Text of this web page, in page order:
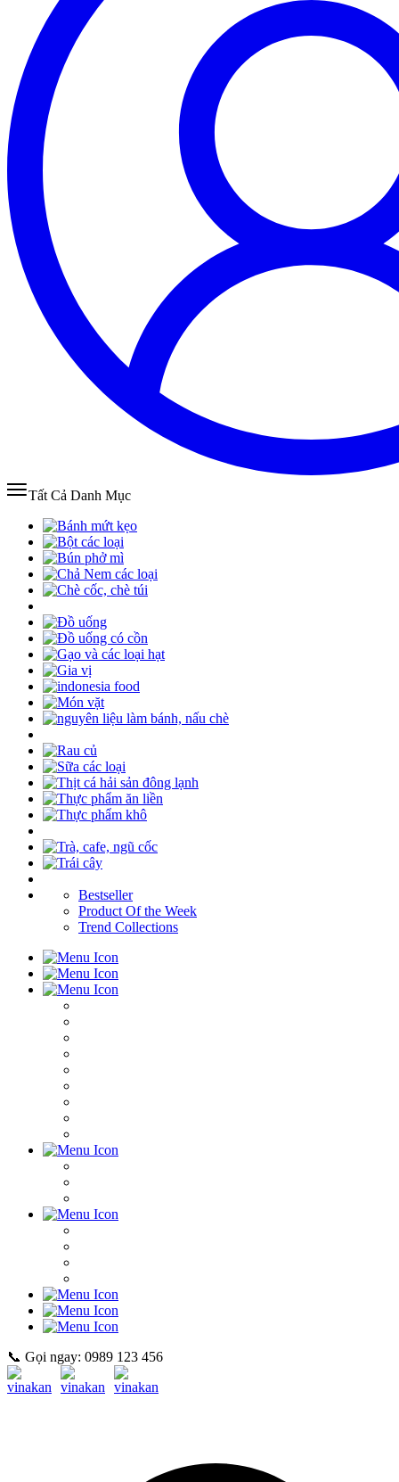
Tất Cả Danh Mục
Bestseller
Product Of the Week
Trend Collections
📞 Gọi ngay: 0989 123 456